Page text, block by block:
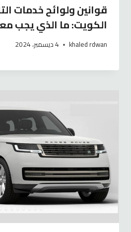
قوانين ولوائح خدمات
الكويت: ما الذي يجب
khaled rdwan 4 ديسمبر، 2024